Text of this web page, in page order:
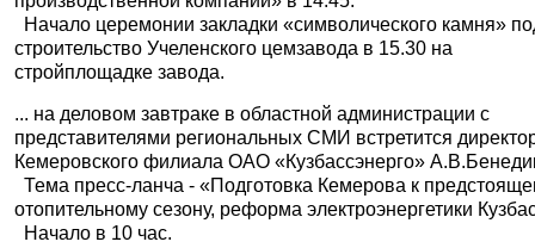
Начало церемонии закладки «символического камня»
строительство Учеленского цемзавода в 15.30 на
стройплощадке завода.
... на деловом завтраке в областной администрации с
представителями региональных СМИ встретится
Кемеровского филиала ОАО «Кузбассэнерго»
Тема пресс-ланча - «Подготовка Кемерова к
отопительному сезону, реформа электроэнергетики
Начало в 10 час.